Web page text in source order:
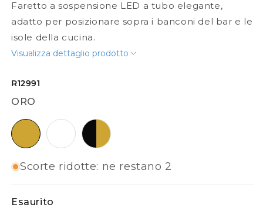
Faretto a sospensione LED a tubo elegante,
adatto per posizionare sopra i banconi del bar e le
isole della cucina.
Visualizza dettaglio prodotto
R12991
ORO
oro bianco nero / oro
Scorte ridotte: ne restano 2
Esaurito